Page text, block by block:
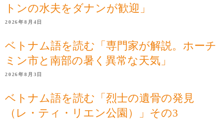
トンの水夫をダナンが歓迎」
2026年8月4日
ベトナム語を読む「専門家が解説。ホーチ
ミン市と南部の暑く異常な天気」
2026年8月3日
ベトナム語を読む「烈士の遺骨の発見
（レ・ティ・リエン公園）」その3